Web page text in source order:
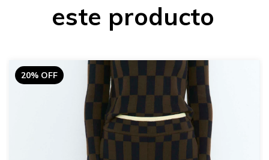
este producto
20% OFF